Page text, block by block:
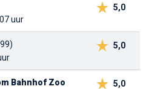
5,0
uur
5,0
5,0
Bahnhof Zoo